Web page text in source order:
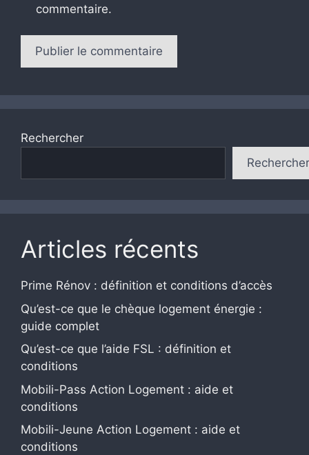
commentaire.
Rechercher
Rechercher
Articles récents
Prime Rénov : définition et conditions d’accès
Qu’est-ce que le chèque logement énergie :
guide complet
Qu’est-ce que l’aide FSL : définition et
conditions
Mobili-Pass Action Logement : aide et
conditions
Mobili-Jeune Action Logement : aide et
conditions